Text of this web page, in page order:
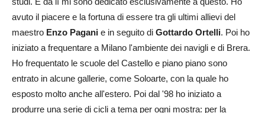
avuto il piacere e la fortuna di essere tra gli ultimi allievi del
maestro Enzo Pagani e in seguito di Gottardo Ortelli. Poi ho
iniziato a frequentare a Milano l'ambiente dei navigli e di Brera.
Ho frequentato le scuole del Castello e piano piano sono
entrato in alcune gallerie, come Soloarte, con la quale ho
esposto molto anche all'estero. Poi dal '98 ho iniziato a
produrre una serie di cicli a tema per ogni mostra: per la